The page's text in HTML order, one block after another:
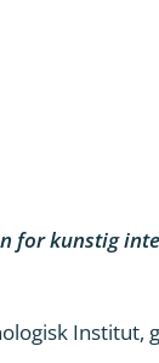
for kunstig